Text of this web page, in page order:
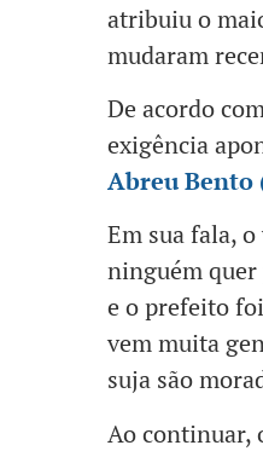
atribuiu o
mudaram
De acordo
exigência
Abreu Bento
Em sua fala,
ninguém
e o prefeito
vem muita
suja são
Ao continuar,